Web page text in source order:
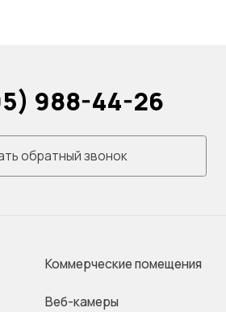
988-44-26
обратный звонок
Коммерческие помещения
Веб-камеры